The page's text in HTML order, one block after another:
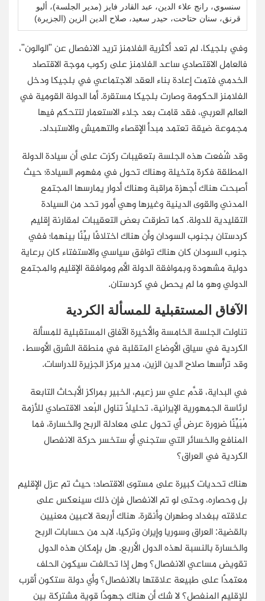
سنسوي، رانج علاء الدين، عبد القادر فايز (مدير الجلسة)، أليو
قرنق، سنان حتاحت، حيدر سعيد، صلاح الدين الزين (الجزيرة)
وفي بلجيكا، لم تعد أكثرية الفلامنز تريد الانفصال عن "الوالون"،
فالعامل الاقتصادي ساعد الفلامنز على ركوب موجة الاقتصاد
الخدمي فتمت إعادة بناء العقد الاجتماعي في بلجيكا ودخل
الفلامنز الحكومة وصارت بلجيكا مستقرة. أما الدولة القومية في
العالم العربي، فقد قامت بعد جلاء الاستعمار لتتحكم فيها
مجموعة ضيقة تعتمد مبدأ الإقصاء والتهميش والاستبداد.
وقد شُفعت هذه الجلسة بتعقيبات ركزت على أن سيادة الدولة
المطلقة فكرة متخيلة وهناك تحول في مفهوم السيادة؛ حيث
أصبحت هناك أجهزة مراقبة وهناك أدوار يمارسها المجتمع
المدني والقوى الدينية وغيرها وهي أمور تحد من السيادة
التقليدية للدولة. كما تطرقت بعض التعقيبات لمقارنة إقليم
كردستان بجنوب السودان وأن هناك اختلافًا بيِّنًا بينهما؛ ففي
جنوب السودان كان هناك توافق سياسي والاستفتاء كان برعاية
دولية مشهودة وبموافقة الدولة الأم وموافقة الإقليم والمجتمع
الدولي وهو ما لم يحصل في كردستان.
الآفاق المستقبلية للمسألة الكردية
تناولت الجلسة الخامسة والأخيرة الآفاق المستقبلية للمسألة
الكردية في سياق الأوضاع المتقلبة في منطقة الشرق الأوسط،
وقد ترأَّسها صلاح الدين الزين، مدير مركز الجزيرة للدراسات.
في البداية، قدَّم علي سر زعيم، الخبير بمراكز الأبحاث التابعة
لرئاسة الجمهورية الإيرانية، تحليلًا تناول البُعد الاقتصادي للأزمة
مُبَيِّنًا ضرورة عرض أي تحول على معادلة الربح والخسارة، فما
المنافع والخسائر التي ستجني أو ستخسر حركة الانفصال
الكردية في العراق؟
هناك تحديات كبيرة على مستوى الاقتصاد؛ حيث تم عزل الإقليم
بل وحصاره، وحتى لو تم الانفصال فإن ذلك سينعكس على
علاقته ببغداد وطهران وأنقرة. هناك أربعة لاعبين معنيين
بالقضية: العراق وسوريا وإيران وتركيا، لابد من حسابات الربح
والخسارة بالنسبة لهذه الدول الأربع. هل بإمكان هذه الدول
تقويض مساعي الانفصال؟ وهل إذا تحالفت سيكون الحلف
معتمدًا على طبيعة علاقتها بالانفصال؟ وأي دولة ستكون أقرب
للإقليم المنفصل؟ لا شك أن هناك جهودًا قوية مشتركة بين